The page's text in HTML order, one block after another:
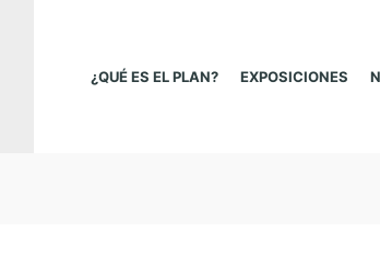
¿QUÉ ES EL PLAN? EXPOSICIONES